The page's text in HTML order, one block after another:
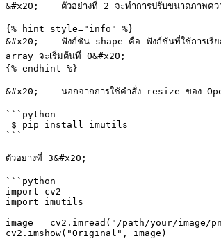
&#x20;    ตัวอย่างที่ 2 จะทำการปรับขนาดภาพควา
{% hint style="info" %}
&#x20;    ฟังก์ชัน shape คือ ฟังก์ชันที่ใช้การเรี
array จะเริ่มต้นที่ 0&#x20;
{% endhint %}
&#x20;    นอกจากการใช้คำสั่ง resize ของ
```python
```
ตัวอย่างที่ 3&#x20;
```python
import cv2
import imutils
image = cv2.imread("/path/your/image/
cv2.imshow("Original", image)